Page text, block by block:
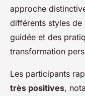
approche
différents styles
guidée et des
transformation
Les participants
très positives,